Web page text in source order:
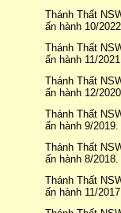
Thánh Thất
ấn hành 10/
Thánh Thất
ấn hành 11/
Thánh Thất
ấn hành 12/
Thánh Thất
ấn hành 9/2019.
Thánh Thất
ấn hành 8/2018.
Thánh Thất
ấn hành 11/